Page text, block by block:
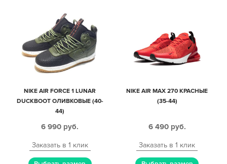
NIKE AIR FORCE 1 LUNAR
DUCKBOOT ОЛИВКОВЫЕ (40-
44)
6 990 руб.
Заказать в 1 клик
NIKE AIR MAX 270 КРАСНЫЕ
(35-44)
6 490 руб.
Заказать в 1 клик